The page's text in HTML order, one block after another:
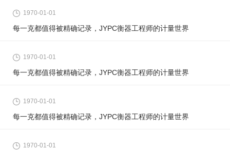
1970-01-01
每一克都值得被精确记录，JYPC衡器工程师的计量世界
1970-01-01
每一克都值得被精确记录，JYPC衡器工程师的计量世界
1970-01-01
每一克都值得被精确记录，JYPC衡器工程师的计量世界
1970-01-01